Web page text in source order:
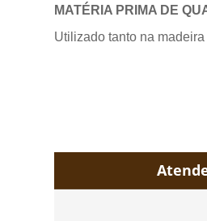
MATÉRIA PRIMA DE
Utilizado tanto na